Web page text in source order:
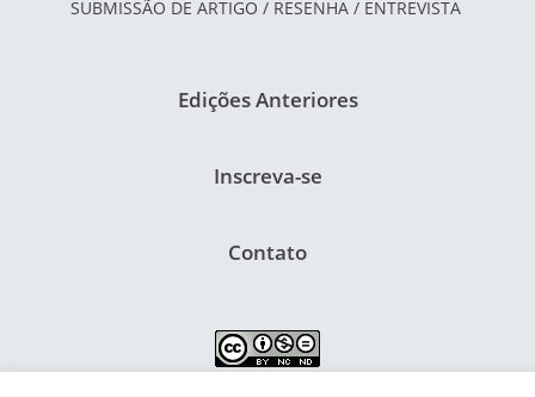
SUBMISSÃO DE ARTIGO / RESENHA / ENTREVISTA
Edições Anteriores
Inscreva-se
Contato